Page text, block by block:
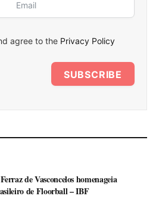
agree to the Privacy Policy
SUBSCRIBE
de Vasconcelos homenageia
de Floorball – IBF